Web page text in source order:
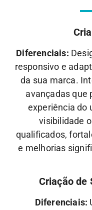
Diferenciais:
responsivo e
da sua marca.
avançadas que
experiência do
visibilidade
qualificados,
e melhorias
Criação de
Diferenciais: